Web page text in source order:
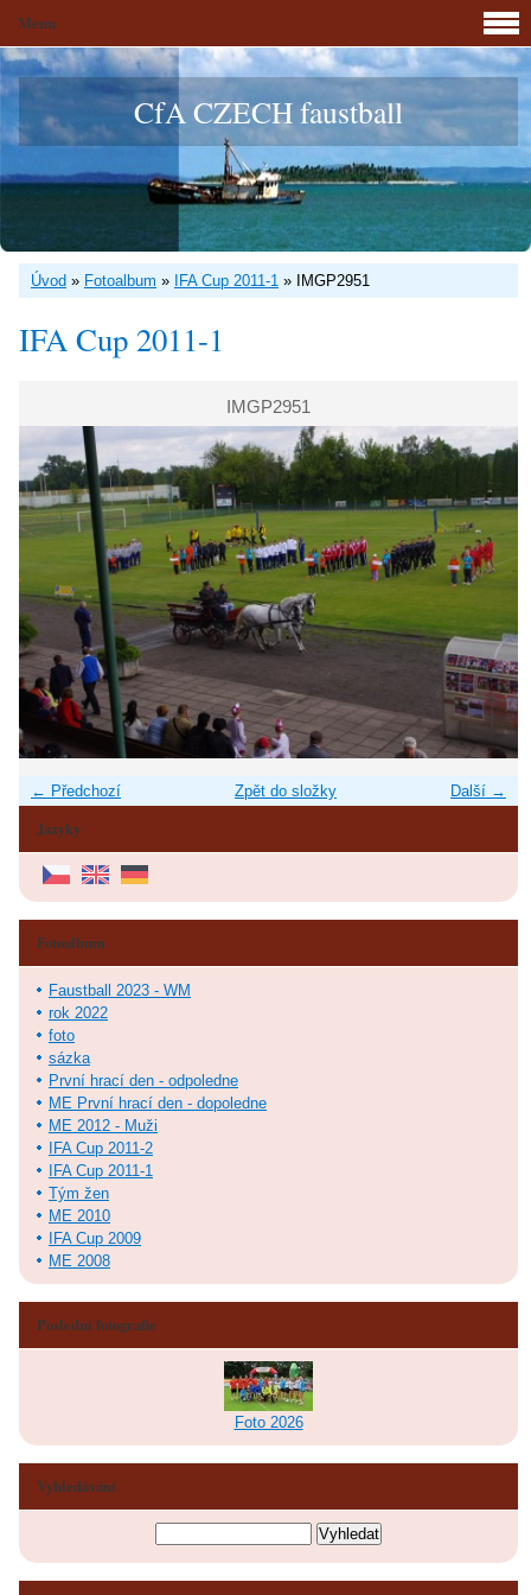
CfA CZECH faustball
Úvod » Fotoalbum » IFA Cup 2011-1 » IMGP2951
IFA Cup 2011-1
IMGP2951
← Předchozí Další →
Zpět do složky
Jazyky
Menu
Fotoalbum
Faustball 2023 - WM
rok 2022
foto
sázka
První hrací den - odpoledne
ME První hrací den - dopoledne
ME 2012 - Muži
IFA Cup 2011-2
IFA Cup 2011-1
Tým žen
ME 2010
IFA Cup 2009
ME 2008
Poslední fotografie
Foto 2026
Vyhledávání